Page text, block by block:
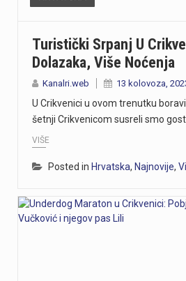
Turistički Srpanj U
Dolazaka, Više Noćenja
Kanalri.web 13 kolovoza,
U Crikvenici u ovom trenutku
šetnji Crikvenicom susreli smo
VIŠE
Posted in Hrvatska, Najnovije,